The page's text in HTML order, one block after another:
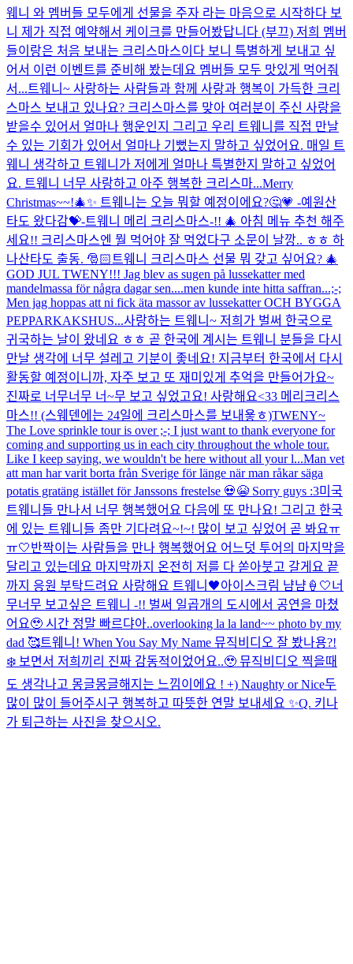
웨니 와 멤버들 모두에게 선물을 주자 라는 마음으로 시작하다 보
니 제가 직접 예약해서 케이크를 만들어봤답니다 (부끄) 저희 멤버
들이랑은 처음 보내는 크리스마스이다 보니 특별하게 보내고 싶
어서 이런 이벤트를 준비해 봤는데요 멤버들 모두 맛있게 먹어줘
서...트웨니~ 사랑하는 사람들과 함께 사랑과 행복이 가득한 크리
스마스 보내고 있나요? 크리스마스를 맞아 여러분이 주신 사랑을
받을수 있어서 얼마나 행운인지 그리고 우리 트웨니를 직접 만날
수 있는 기회가 있어서 얼마나 기뻤는지 말하고 싶었어요. 매일 트
웨니 생각하고 트웨니가 저에게 얼마나 특별한지 말하고 싶었어
요. 트웨니 너무 사랑하고 아주 행복한 크리스마...Merry
Christmas~~!🎄✨ 트웨니는 오늘 뭐할 예정이에요?🤔💗 -예원산
타도 왔다감💝-트웨니 메리 크리스마스-!! 🎄 아침 메뉴 추천 해주
세요!! 크리스마스엔 뭘 먹어야 잘 먹었다구 소문이 날깡.. ㅎㅎ 하
나산타도 출동. 🎅🏻 트웨니 크리스마스 선물 뭐 갖고 싶어요? 🎄
GOD JUL TWENY!!! Jag blev as sugen på lussekatter med
mandelmassa för några dagar sen....men kunde inte hitta saffran...;-;
Men jag hoppas att ni fick äta massor av lussekatter OCH BYGGA
PEPPARKAKSHUS...사랑하는 트웨니~ 저희가 벌써 한국으로
귀국하는 날이 왔네요 ㅎㅎ 곧 한국에 계시는 트웨니 분들을 다시
만날 생각에 너무 설레고 기분이 좋네요! 지금부터 한국에서 다시
활동할 예정이니까, 자주 보고 또 재미있게 추억을 만들어가요~
진짜로 너무너무 너~무 보고 싶었고요! 사랑해요<33 메리크리스
마스!! (스웨덴에는 24일에 크리스마스를 보내욯ㅎ)TWENY~
The Love sprinkle tour is over ;-; I just want to thank everyone for
coming and supporting us in each city throughout the whole tour.
Like I keep saying, we wouldn't be here without all your l...Man vet
att man har varit borta från Sverige för länge när man råkar säga
potatis gratäng istället för Janssons frestelse 💀😭 Sorry guys :3미국
트웨니들 만나서 너무 행복했어요 다음에 또 만나요! 그리고 한국
에 있는 트웨니들 좀만 기다려요~!~! 많이 보고 싶었어 곧 봐요ㅠ
ㅠ🤍반짝이는 사람들을 만나 행복했어요 어느덧 투어의 마지막을
달리고 있는데요 마지막까지 온전히 저를 다 쏟아붓고 갈게요 끝
까지 응원 부탁드려요 사랑해요 트웨니🖤아이스크림 냠냠🍦🤍너
무너무 보고싶은 트웨니 -!! 벌써 일곱개의 도시에서 공연을 마쳤
어요🥹 시간 정말 빠르댜아..overlooking la la land~~ photo by my
dad 🥰트웨니! When You Say My Name 뮤직비디오 잘 봤나용?!
❄️ 보면서 저희끼리 진짜 감동적이었어요..🥹 뮤직비디오 찍을때
도 생각나고 몽글몽글해지는 느낌이에요 ! +) Naughty or Nice두
많이 많이 들어주시구 행복하고 따뜻한 연말 보내세요 ✨Q. 키나
가 퇴근하는 사진을 찾으시오.